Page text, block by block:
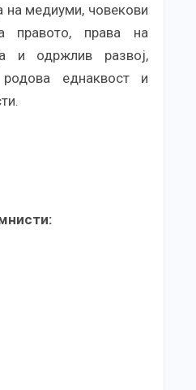
на медиуми, човекови
правото, права на
и одржлив развој,
еднаквост и